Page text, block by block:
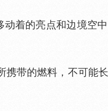
着的亮点和边境空
的燃料，不可能长